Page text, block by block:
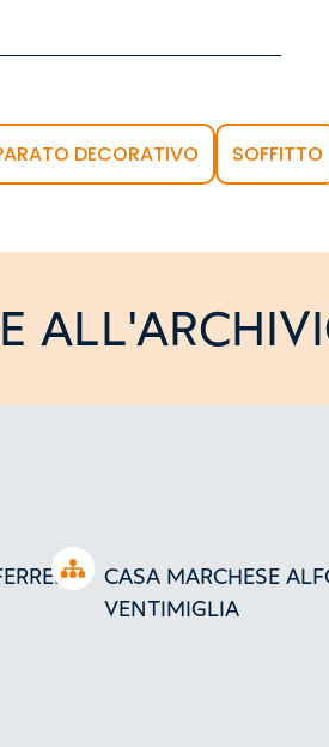
DECORATIVO SOFFITTO
Open tree
CASA MARCHESE
VENTIMIGLIA